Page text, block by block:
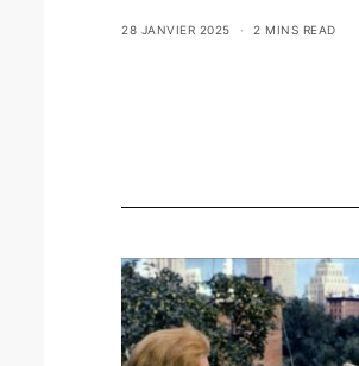
28 JANVIER 2025 2 MINS READ